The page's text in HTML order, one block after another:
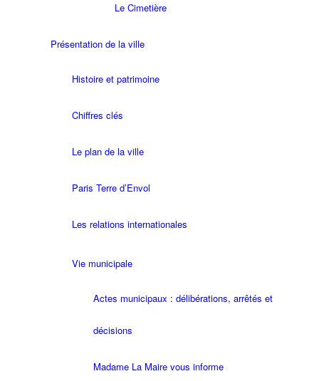
Le Cimetière
Présentation de la ville
Histoire et patrimoine
Chiffres clés
Le plan de la ville
Paris Terre d’Envol
Les relations internationales
Vie municipale
Actes municipaux : délibérations, arrêtés et
décisions
Madame La Maire vous informe